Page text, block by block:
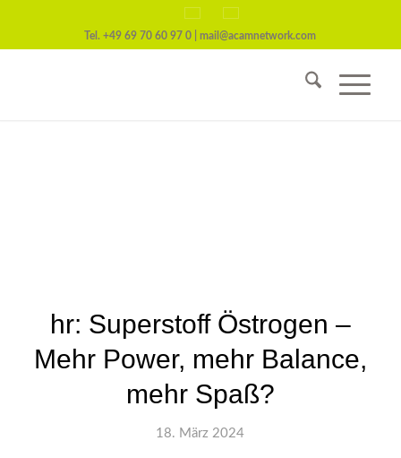
Tel.+49 69 70 60 97 0 |mail@acamnetwork.com
hr: Superstoff Östrogen –
Mehr Power, mehr Balance,
mehr Spaß?
18. März 2024